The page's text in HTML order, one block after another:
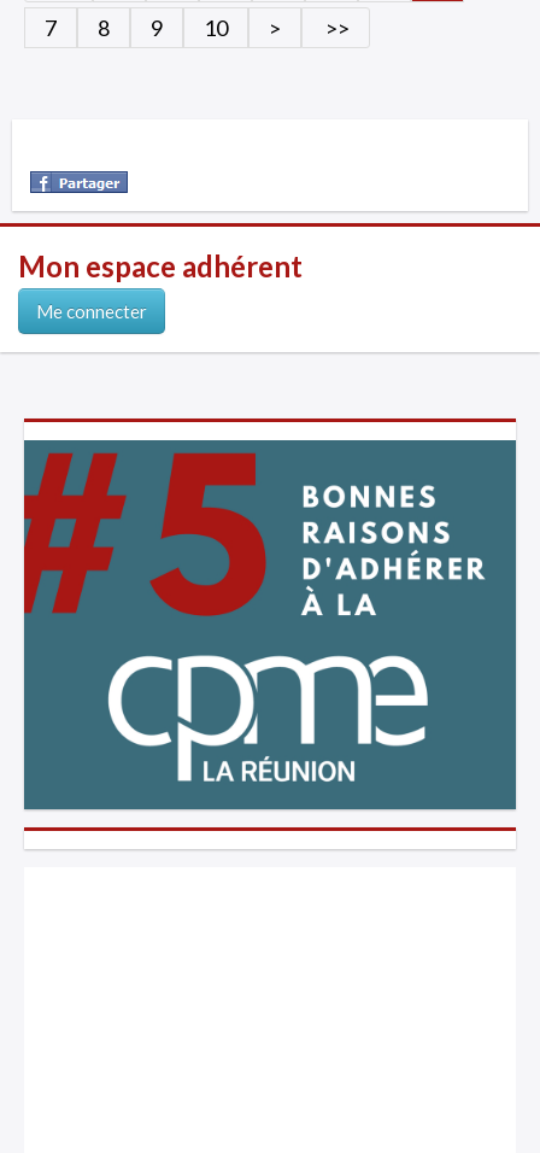
7
8 9 10 > >>
Mon espace adhérent
Me connecter